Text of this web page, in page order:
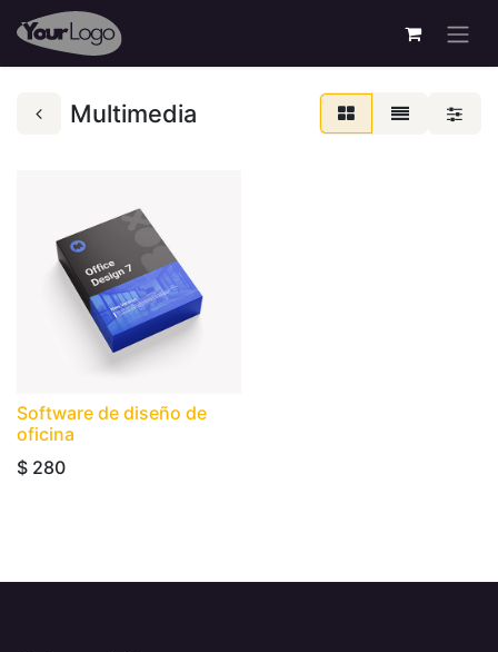
Multimedia
Software de diseño de
oficina
$ 280